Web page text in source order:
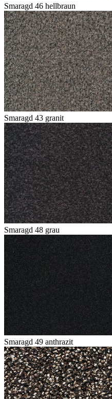
Smaragd 46 hellbraun
Smaragd 43 granit
Smaragd 48 grau
Smaragd 49 anthrazit